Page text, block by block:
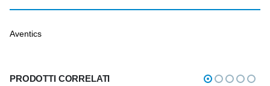
Aventics
PRODOTTI CORRELATI